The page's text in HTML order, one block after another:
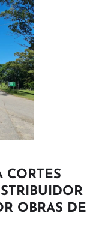
OBRAS DE